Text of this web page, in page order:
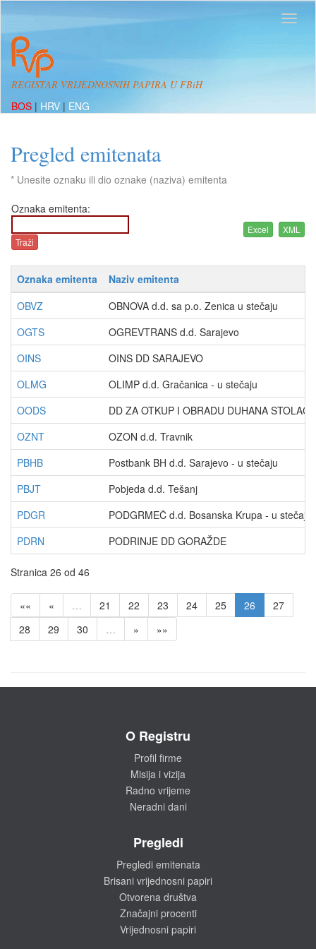
REGISTAR VRIJEDNOSNIH PAPIRA U FBiH
BOS | HRV | ENG
Pregled emitenata
* Unesite oznaku ili dio oznake (naziva) emitenta
Oznaka emitenta:
Oznaka emitenta
Naziv emitenta
OBVZ
OBNOVA d.d. sa p.o. Zenica u stečaju
OGTS
OGREVTRANS d.d. Sarajevo
OINS
OINS DD SARAJEVO
OLMG
OLIMP d.d. Gračanica - u stečaju
OODS
DD ZA OTKUP I OBRADU DUHANA STOLAC
OZNT
OZON d.d. Travnik
PBHB
Postbank BH d.d. Sarajevo - u stečaju
PBJT
Pobjeda d.d. Tešanj
PDGR
PODGRMEČ d.d. Bosanska Krupa - u stečaju
PDRN
PODRINJE DD GORAŽDE
Stranica 26 od 46
«« « … 21 22 23 24 25 26
27
28
29 30 … » »»
O Registru
Profil firme
Misija i vizija
Radno vrijeme
Neradni dani
Pregledi
Pregledi emitenata
Brisani vrijednosni papiri
Otvorena društva
Značajni procenti
Vrijednosni papiri